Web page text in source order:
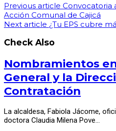
Previous article Convocatoria
Acción Comunal de Cajicá
Next article ¿Tu EPS cubre
Check Also
Nombramientos
General y la
Contratación
La alcaldesa, Fabiola Jácome,
doctora Claudia Milena Pove…